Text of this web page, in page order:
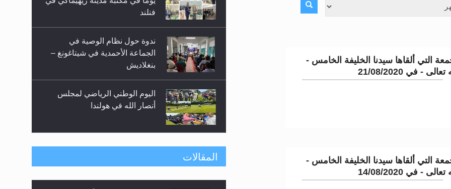
حضرة امير المؤمنين أيده الله والمكتب العربي >> المزيد
والمعراج >> المزيد
النبيين صلى الله عليه وسلم >> المزيد
التي ألقاها سيدنا الخليفة الخامس -
- في 21/08/2020
التي ألقاها سيدنا الخليفة الخامس -
- في 14/08/2020
فنلند
ندوة حول نظام الوصية في
الجماعة الأحمدية في شيتاغونغ –
بنغلاديش
اليوم الوطني الرياضي لمجلس
أنصار الله في هولندا
إتمام حفظ القرآن الكريم لثلاثة
المقالات